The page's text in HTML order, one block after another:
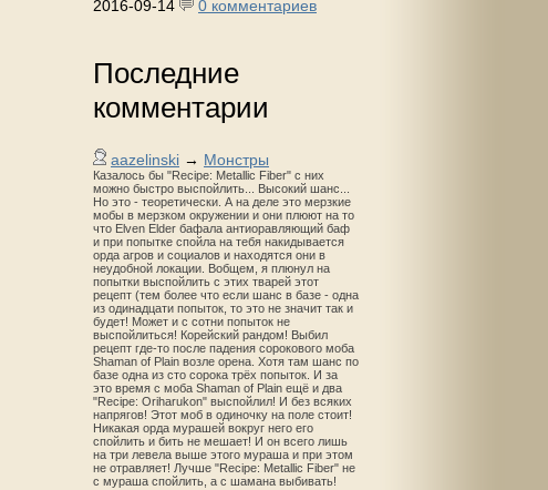
2016-09-14 0 комментариев
Последние
комментарии
aazelinski → Монстры
Казалось бы "Recipe: Metallic Fiber" с них
можно быстро выспойлить... Высокий шанс...
Но это - теоретически. А на деле это мерзкие
мобы в мерзком окружении и они плюют на то
что Elven Elder бафала антиоравляющий баф
и при попытке спойла на тебя накидывается
орда агров и социалов и находятся они в
неудобной локации. Вобщем, я плюнул на
попытки выспойлить с этих тварей этот
рецепт (тем более что если шанс в базе - одна
из одинадцати попыток, то это не значит так и
будет! Может и с сотни попыток не
выспойлиться! Корейский рандом! Выбил
рецепт где-то после падения сорокового моба
Shaman of Plain возле орена. Хотя там шанс по
базе одна из сто сорока трёх попыток. И за
это время с моба Shaman of Plain ещё и два
"Recipe: Oriharukon" выспойлил! И без всяких
напрягов! Этот моб в одиночку на поле стоит!
Никакая орда мурашей вокруг него его
спойлить и бить не мешает! И он всего лишь
на три левела выше этого мураша и при этом
не отравляет! Лучше "Recipe: Metallic Fiber" не
с мураша спойлить, а с шамана выбивать!